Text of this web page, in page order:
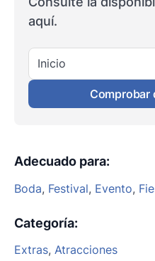
aquí.
Inicio
Comprobar
Adecuado para:
Boda, Festival, Evento,
Categoría:
Extras, Atracciones